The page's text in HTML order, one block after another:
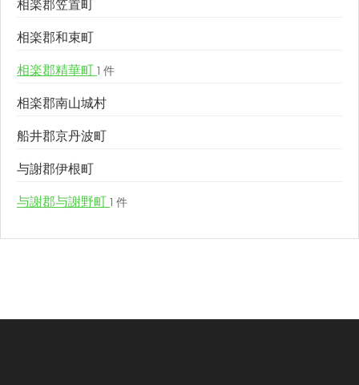
相楽郡笠置町
相楽郡和束町
相楽郡精華町 1 件
相楽郡南山城村
船井郡京丹波町
与謝郡伊根町
与謝郡与謝野町 1 件